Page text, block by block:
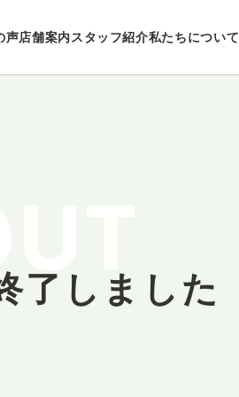
声店舗案内スタッフ紹介私たちについて
了しました